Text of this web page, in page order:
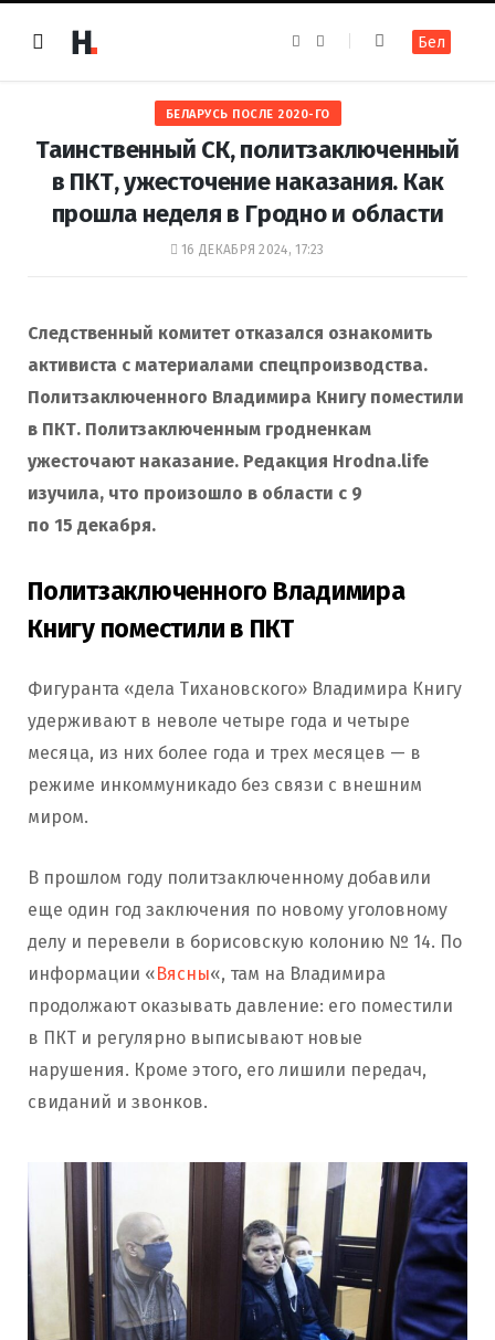
e
b
o
o
k
t
a
g
r
a
m
Бел
БЕЛАРУСЬ ПОСЛЕ 2020-ГО
Таинственный СК, политзаключенный
в ПКТ, ужесточение наказания. Как
прошла неделя в Гродно и области
16 ДЕКАБРЯ 2024, 17:23
Следственный комитет отказался ознакомить
активиста с материалами спецпроизводства.
Политзаключенного Владимира Книгу поместили
в ПКТ. Политзаключенным гродненкам
ужесточают наказание. Редакция Hrodna.life
изучила, что произошло в области с 9
по 15 декабря.
Политзаключенного Владимира
Книгу поместили в ПКТ
Фигуранта «дела Тихановского» Владимира Книгу
удерживают в неволе четыре года и четыре
месяца, из них более года и трех месяцев — в
режиме инкоммуникадо без связи с внешним
миром.
В прошлом году политзаключенному добавили
еще один год заключения по новому уголовному
делу и перевели в борисовскую колонию № 14. По
информации «Вясны«, там на Владимира
продолжают оказывать давление: его поместили
в ПКТ и регулярно выписывают новые
нарушения. Кроме этого, его лишили передач,
свиданий и звонков.